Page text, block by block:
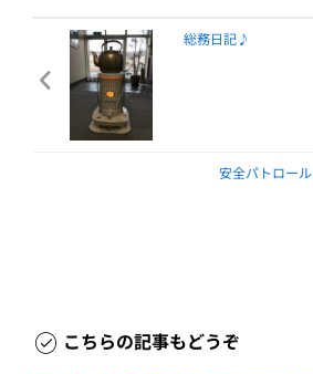
総務日記♪
安全パトロール
こちらの記事もどうぞ